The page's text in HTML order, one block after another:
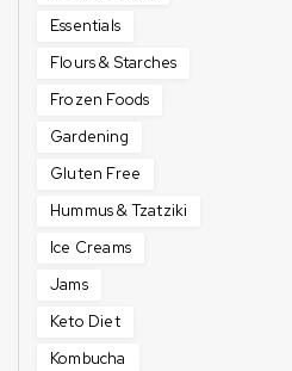
Essentials
Flours & Starches
Frozen Foods
Gardening
Gluten Free
Hummus & Tzatziki
Ice Creams
Jams
Keto Diet
Kombucha